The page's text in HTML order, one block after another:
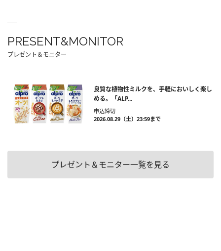
PRESENT&MONITOR
プレゼント＆モニター
良質な植物性ミルクを、手軽においしく楽し
める。「ALP...
申込締切
2026.08.29（土）23:59まで
プレゼント＆モニター一覧を見る